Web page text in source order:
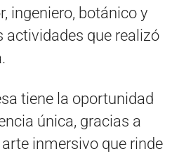
ingeniero, botánico y
actividades que realizó
tiene la oportunidad
única, gracias a
inmersivo que rinde